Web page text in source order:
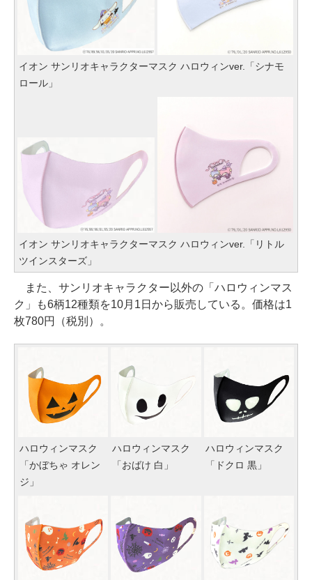
イオン サンリオキャラクターマスク ハロウィンver.「シナモ
ロール」
イオン サンリオキャラクターマスク ハロウィンver.「リトル
ツインスターズ」
また、サンリオキャラクター以外の「ハロウィンマス
ク」も6柄12種類を10月1日から販売している。価格は1
枚780円（税別）。
ハロウィンマスク
「かぼちゃ オレン
ジ」
ハロウィンマスク
「おばけ 白」
ハロウィンマスク
「ドクロ 黒」